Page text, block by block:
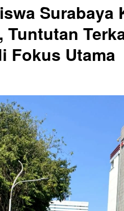
Surabaya
Tuntutan
Fokus Utama